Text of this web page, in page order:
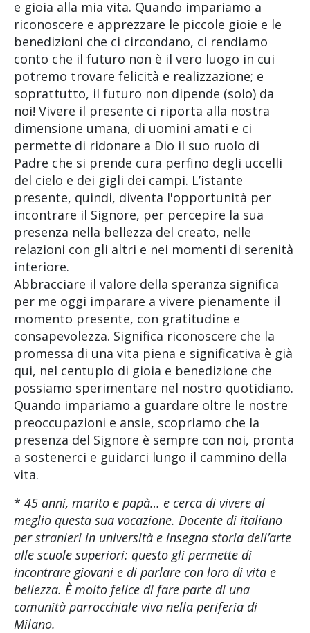
e gioia alla mia vita. Quando impariamo a
riconoscere e apprezzare le piccole gioie e le
benedizioni che ci circondano, ci rendiamo
conto che il futuro non è il vero luogo in cui
potremo trovare felicità e realizzazione; e
soprattutto, il futuro non dipende (solo) da
noi! Vivere il presente ci riporta alla nostra
dimensione umana, di uomini amati e ci
permette di ridonare a Dio il suo ruolo di
Padre che si prende cura perfino degli uccelli
del cielo e dei gigli dei campi. L’istante
presente, quindi, diventa l'opportunità per
incontrare il Signore, per percepire la sua
presenza nella bellezza del creato, nelle
relazioni con gli altri e nei momenti di serenità
interiore.
Abbracciare il valore della speranza significa
per me oggi imparare a vivere pienamente il
momento presente, con gratitudine e
consapevolezza. Significa riconoscere che la
promessa di una vita piena e significativa è già
qui, nel centuplo di gioia e benedizione che
possiamo sperimentare nel nostro quotidiano.
Quando impariamo a guardare oltre le nostre
preoccupazioni e ansie, scopriamo che la
presenza del Signore è sempre con noi, pronta
a sostenerci e guidarci lungo il cammino della
vita.
* 45 anni, marito e papà… e cerca di vivere al
meglio questa sua vocazione. Docente di italiano
per stranieri in università e insegna storia dell’arte
alle scuole superiori: questo gli permette di
incontrare giovani e di parlare con loro di vita e
bellezza. È molto felice di fare parte di una
comunità parrocchiale viva nella periferia di
Milano.